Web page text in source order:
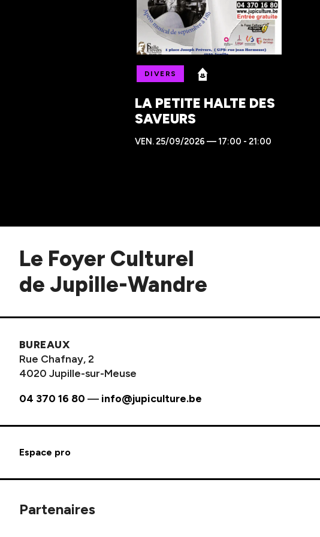
DIVERS
LA PETITE HALTE DES
SAVEURS
VEN.25/09/2026 — 17:00 - 21:00
Le Foyer Culturel
de Jupille-Wandre
BUREAUX
Rue Chafnay, 2
4020 Jupille-sur-Meuse
04 370 16 80 — info@jupiculture.be
Espace pro
Partenaires